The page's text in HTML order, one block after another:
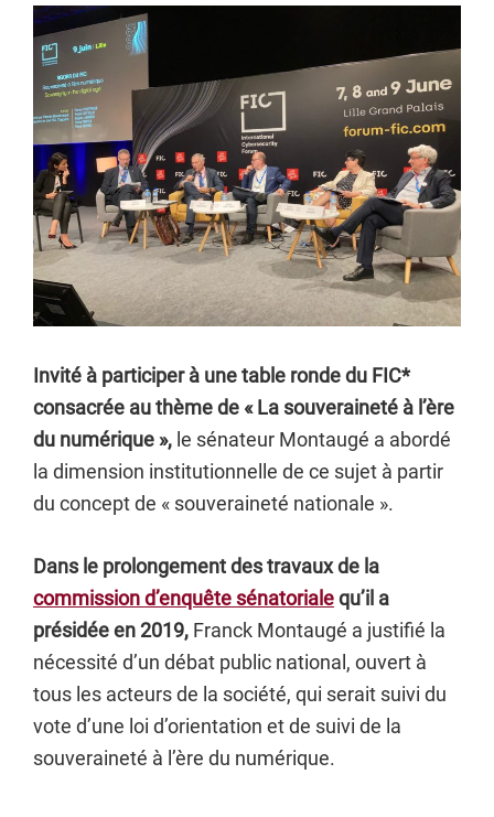
Invité à participer à une table ronde du FIC*
consacrée au thème de « La souveraineté à l’ère
du numérique », le sénateur Montaugé a abordé
la dimension institutionnelle de ce sujet à partir
du concept de « souveraineté nationale ».
Dans le prolongement des travaux de la
commission d’enquête sénatorialequ’il a
présidée en 2019, Franck Montaugé a justifié la
nécessité d’un débat public national, ouvert à
tous les acteurs de la société, qui serait suivi du
vote d’une loi d’orientation et de suivi de la
souveraineté à l’ère du numérique.